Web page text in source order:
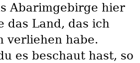
Abarimgebirge hier
das Land, das ich
verliehen habe.
es beschaut hast, so